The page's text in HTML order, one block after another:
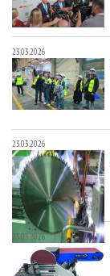
23.03.2026
23.03.2026
23.03.2026